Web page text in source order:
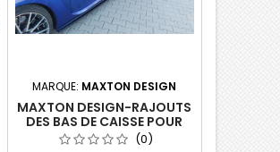
MARQUE: MAXTON DESIGN
MAXTON DESIGN-RAJOUTS
DES BAS DE CAISSE POUR
LEXUS RC F(0)